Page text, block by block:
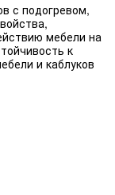
с подогревом,
мебели на
к
и каблуков